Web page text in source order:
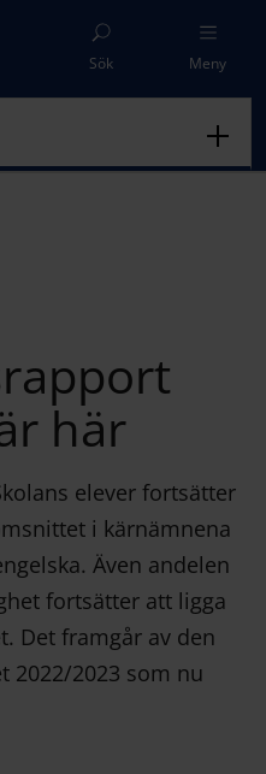
Sök Meny
här
elever fortsätter
i kärnämnena
Även andelen
fortsätter att ligga
Det framgår av den
2022/2023 som nu